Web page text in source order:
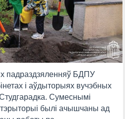
падраздзяленняў БДПУ
і аўдыторыях вучэбных
Сумеснымі
былі ачышчаны ад